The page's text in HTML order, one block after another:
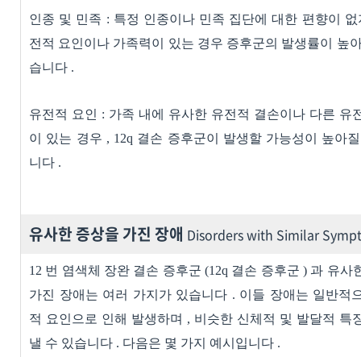
인종 및 민족 : 특정 인종이나 민족 집단에 대한 편향이 없
전적 요인이나 가족력이 있는 경우 증후군의 발생률이 높
습니다 .
유전적 요인 : 가족 내에 유사한 유전적 결손이나 다른 유
이 있는 경우 , 12q 결손 증후군이 발생할 가능성이 높아
니다 .
유사한 증상을 가진 장애 Disorders with Similar
12 번 염색체 장완 결손 증후군 (12q 결손 증후군 ) 과 유사
가진 장애는 여러 가지가 있습니다 . 이들 장애는 일반적
적 요인으로 인해 발생하며 , 비슷한 신체적 및 발달적 특
낼 수 있습니다 . 다음은 몇 가지 예시입니다 .